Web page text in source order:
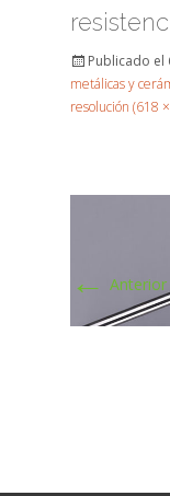
Publicado el
metálicas y
resolución (618
← Anterior